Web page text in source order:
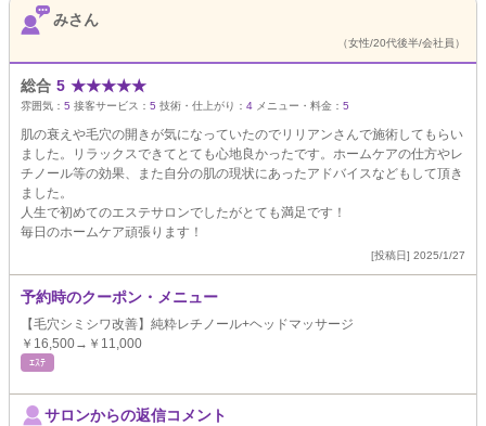
みさん
（女性/20代後半/会社員）
総合 5 ★★★★★
雰囲気： 5 接客サービス： 5 技術・仕上がり： 4 メニュー・料金： 5
肌の衰えや毛穴の開きが気になっていたのでリリアンさんで施術してもらい
ました。リラックスできてとても心地良かったです。ホームケアの仕方やレ
チノール等の効果、また自分の肌の現状にあったアドバイスなどもして頂き
ました。
人生で初めてのエステサロンでしたがとても満足です！
毎日のホームケア頑張ります！
[投稿日] 2025/1/27
予約時のクーポン・メニュー
【毛穴シミシワ改善】純粋レチノール+ヘッドマッサージ
￥16,500→￥11,000
ｴｽﾃ
サロンからの返信コメント